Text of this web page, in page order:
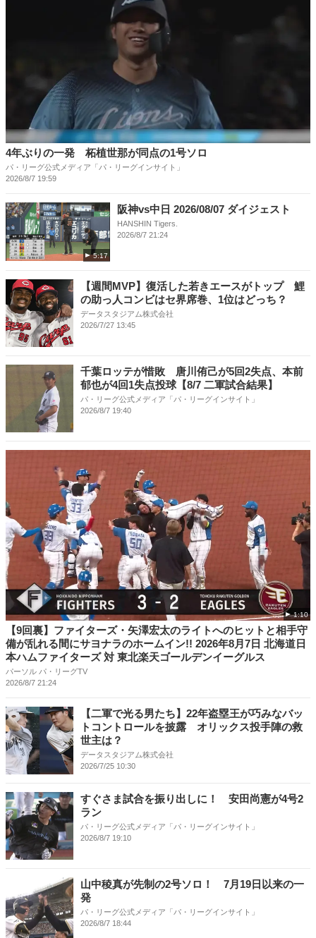
4年ぶりの一発 柘植世那が同点の1号ソロ
パ・リーグ公式メディア「パ・リーグインサイト」
2026/8/7 19:59
5:17
阪神vs中日 2026/08/07 ダイジェスト
HANSHIN Tigers.
2026/8/7 21:24
【週間MVP】復活した若きエースがトップ 鯉
の助っ人コンビはセ界席巻、1位はどっち？
データスタジアム株式会社
2026/7/27 13:45
千葉ロッテが惜敗 唐川侑己が5回2失点、本前
郁也が4回1失点投球【8/7 二軍試合結果】
パ・リーグ公式メディア「パ・リーグインサイト」
2026/8/7 19:40
1:10
【9回裏】ファイターズ・矢澤宏太のライトへのヒットと相手守
備が乱れる間にサヨナラのホームイン!! 2026年8月7日 北海道日
本ハムファイターズ 対 東北楽天ゴールデンイーグルス
パーソル パ・リーグTV
2026/8/7 21:24
【二軍で光る男たち】22年盗塁王が巧みなバッ
トコントロールを披露 オリックス投手陣の救
世主は？
データスタジアム株式会社
2026/7/25 10:30
すぐさま試合を振り出しに！ 安田尚憲が4号2
ラン
パ・リーグ公式メディア「パ・リーグインサイト」
2026/8/7 19:10
山中稜真が先制の2号ソロ！ 7月19日以来の一
発
パ・リーグ公式メディア「パ・リーグインサイト」
2026/8/7 18:44